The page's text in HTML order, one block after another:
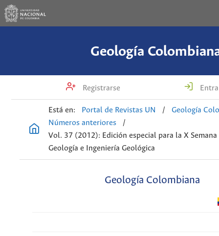
Geología
Registrarse
Está en: Portal de Revistas UN /
Geología
Números anteriores
/
Vol. 37 (2012): Edición especial para la X Semana
Geología e Ingeniería Geológica
Geología Colombiana